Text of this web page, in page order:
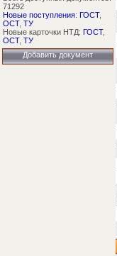
71292
Новые поступления: ГОСТ,
ОСТ, ТУ
Новые карточки НТД: ГОСТ,
ОСТ, ТУ
Добавить документ